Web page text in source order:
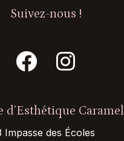
Suivez-nous !
d’Esthétique Caramel
Impasse des Écoles